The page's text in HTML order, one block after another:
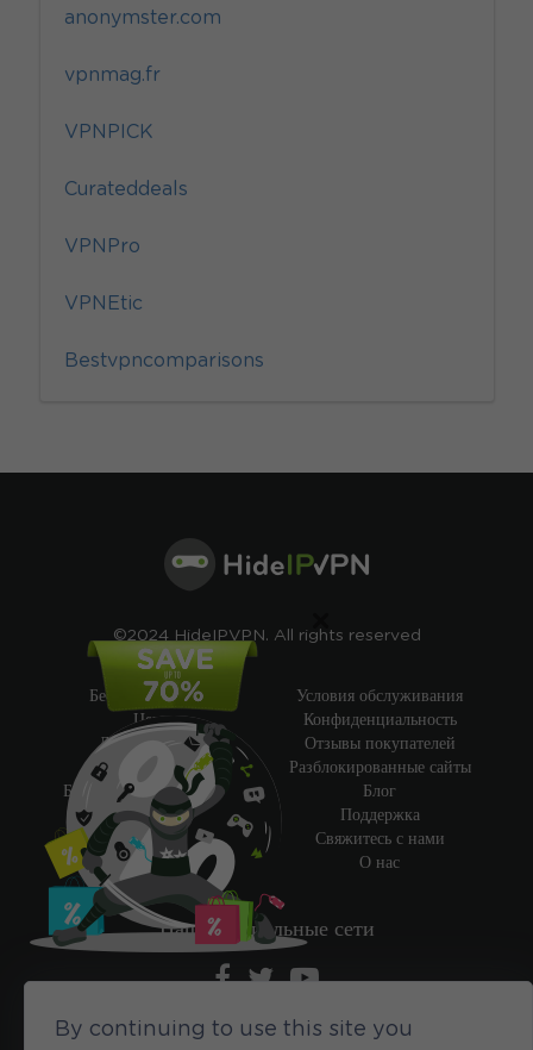
anonymster.com
vpnmag.fr
VPNPICK
Curateddeals
VPNPro
VPNEtic
Bestvpncomparisons
©2024 HideIPVPN. All rights reserved
Бесплатный VPN
Цены
Дешевый VPN
Пробный VPN
Бесплатный Smart DNS
Возможности
Мой IP-адрес
Академия VPN
Условия обслуживания
Конфиденциальность
Отзывы покупателей
Разблокированные сайты
Блог
Поддержка
Свяжитесь с нами
О нас
Наши социальные сети
By continuing to use this site you
×